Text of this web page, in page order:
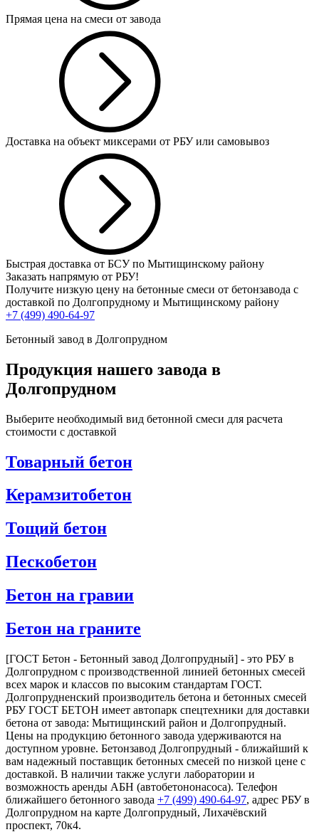
Прямая цена на смеси от завода
Доставка на объект миксерами от РБУ или самовывоз
Быстрая доставка от БСУ по Мытищинскому району
Заказать напрямую от РБУ!
Получите низкую цену на бетонные смеси от бетонзавода с
доставкой по Долгопрудному и Мытищинскому району
+7 (499) 490-64-97
Бетонный завод в Долгопрудном
Продукция нашего завода в
Долгопрудном
Выберите необходимый вид бетонной смеси для расчета
стоимости с доставкой
Товарный бетон
Керамзитобетон
Тощий бетон
Пескобетон
Бетон на гравии
Бетон на граните
[ГОСТ Бетон - Бетонный завод Долгопрудный] - это РБУ в
Долгопрудном с производственной линией бетонных смесей
всех марок и классов по высоким стандартам ГОСТ.
Долгопрудненский производитель бетона и бетонных смесей
РБУ ГОСТ БЕТОН имеет автопарк спецтехники для доставки
бетона от завода: Мытищинский район и Долгопрудный.
Цены на продукцию бетонного завода удерживаются на
доступном уровне. Бетонзавод Долгопрудный - ближайший к
вам надежный поставщик бетонных смесей по низкой цене с
доставкой. В наличии также услуги лаборатории и
возможность аренды АБН (автобетононасоса). Телефон
ближайшего бетонного завода +7 (499) 490-64-97, адрес РБУ в
Долгопрудном на карте Долгопрудный, Лихачёвский
проспект, 70к4.